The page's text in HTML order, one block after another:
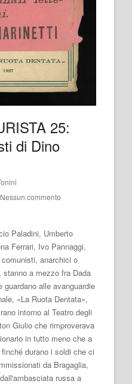
25:
di Dino
Nessun commento
Paladini, Umberto
Ferrari, Ivo Pannaggi,
anarchici o
a mezzo fra Dada
alle avanguardie
«La Ruota Dentata»,
intorno al Teatro degli
Giulio che rimproverava
in tutto meno che a
durano i soldi che ci
da Bragaglia,
russa a